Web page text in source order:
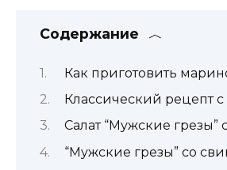
Содержание
Как приготовить
Классический рецепт
Салат “Мужские грезы”
“Мужские грезы” со